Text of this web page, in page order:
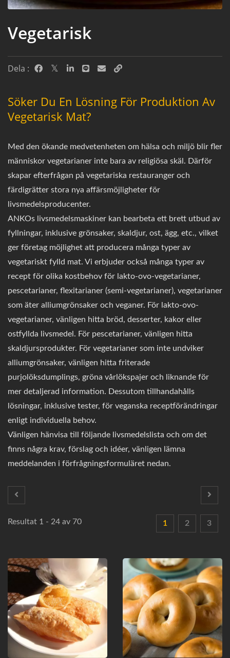
Vegetarisk
Dela :
Söker Du En Lösning För Produktion Av
Vegetarisk Mat?
Med den ökande medvetenheten om hälsa och miljö blir fler
människor vegetarianer inte bara av religiösa skäl. Därför
skapar efterfrågan på vegetariska restauranger och
färdigrätter stora nya affärsmöjligheter för
livsmedelsproducenter.
ANKOs livsmedelsmaskiner kan bearbeta ett brett utbud av
fyllningar, inklusive grönsaker, skaldjur, ost, ägg, etc., vilket
ger företag möjlighet att producera många typer av
vegetariskt fylld mat. Vi erbjuder också många typer av
recept för olika kostbehov för lakto-ovo-vegetarianer,
pescetarianer, flexitarianer (semi-vegetarianer), vegetarianer
som äter alliumgrönsaker och veganer. För lakto-ovo-
vegetarianer, vänligen hitta bröd, desserter, kakor eller
ostfyllda livsmedel. För pescetarianer, vänligen hitta
skaldjursprodukter. För vegetarianer som inte undviker
alliumgrönsaker, vänligen hitta friterade
purjolöksdumplings, gröna vårlökspajer och liknande för
mer detaljerad information. Dessutom tillhandahålls
lösningar, inklusive tester, för veganska receptförändringar
enligt individuella behov.
Vänligen hänvisa till följande livsmedelslista och om det
finns några krav, förslag och idéer, vänligen lämna
meddelanden i förfrågningsformuläret nedan.
Resultat 1 - 24 av 70 1 2 3